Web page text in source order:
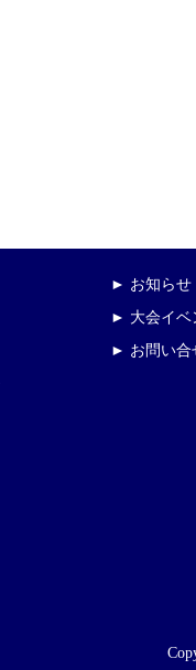
► お知らせ
► 大会イベ
► お問い合